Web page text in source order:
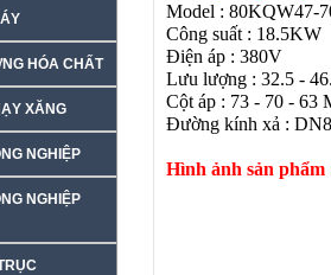
HÓA CHẤT
XĂNG
NGHIỆP
NGHIỆP
Model : 80KQW47-
Công suất : 18.5KW
Điện áp : 380V
Lưu lượng : 32.5 -
Cột áp : 73 - 70 - 63
Đường kính xả :
Hình ảnh sản phẩm